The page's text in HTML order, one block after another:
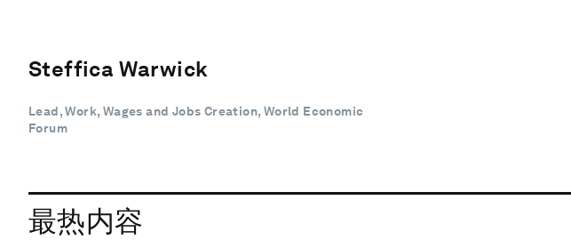
Steffica Warwick
Lead, Work, Wages and Jobs Creation, World Economic
Forum
最热内容